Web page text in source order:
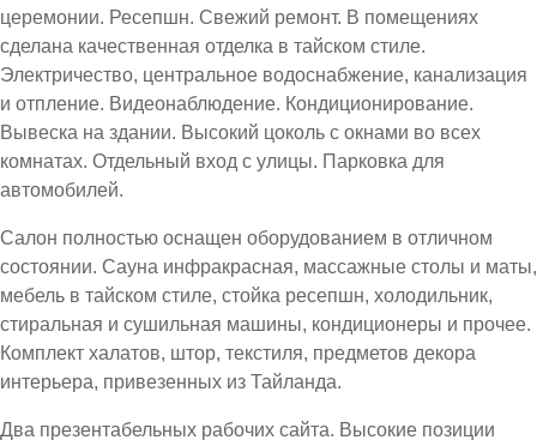
церемонии. Ресепшн. Свежий ремонт. В помещениях
сделана качественная отделка в тайском стиле.
Электричество, центральное водоснабжение, канализация
и отпление. Видеонаблюдение. Кондиционирование.
Вывеска на здании. Высокий цоколь с окнами во всех
комнатах. Отдельный вход с улицы. Парковка для
автомобилей.
Салон полностью оснащен оборудованием в отличном
состоянии. Сауна инфракрасная, массажные столы и маты,
мебель в тайском стиле, стойка ресепшн, холодильник,
стиральная и сушильная машины, кондиционеры и прочее.
Комплект халатов, штор, текстиля, предметов декора
интерьера, привезенных из Тайланда.
Два презентабельных рабочих сайта. Высокие позиции